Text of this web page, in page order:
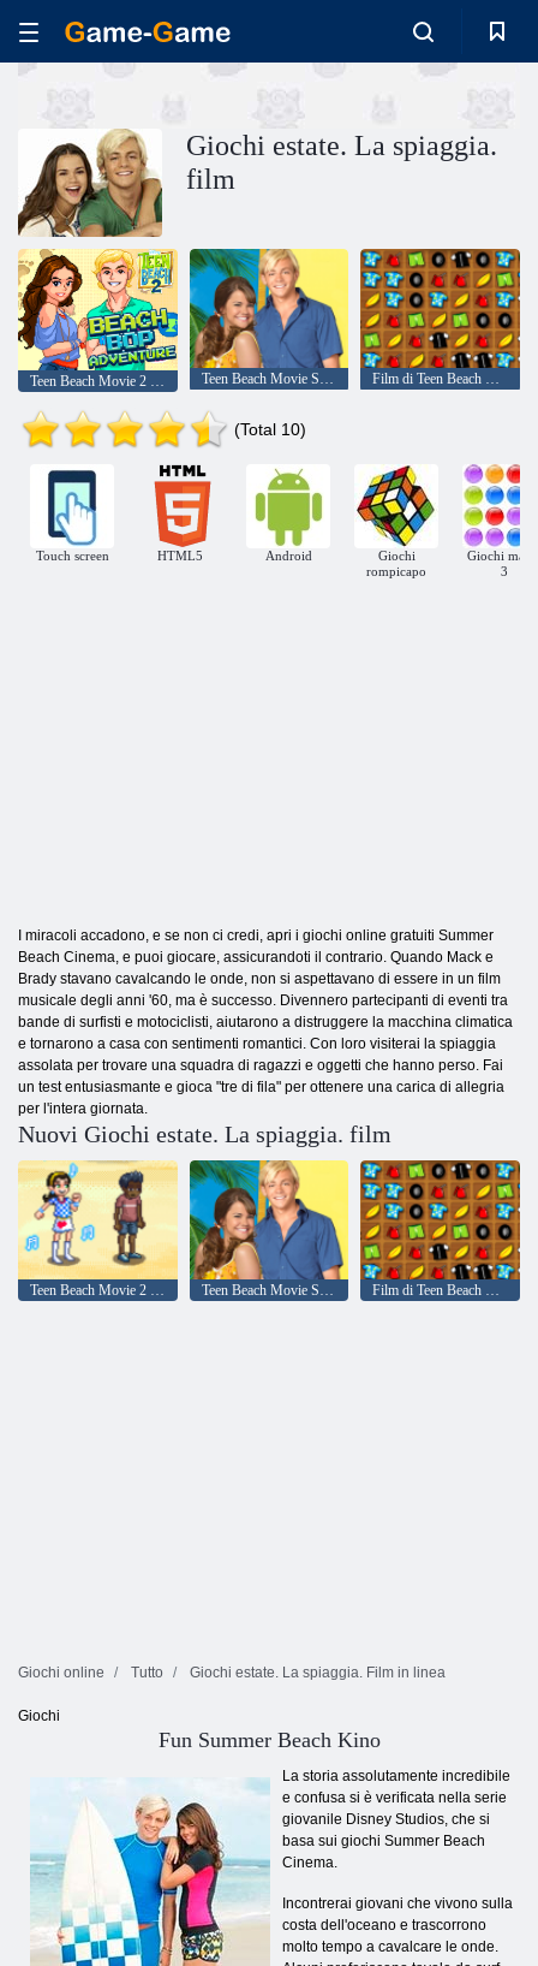
Giochi estate. La spiaggia.
film
Teen Beach Movie 2 Bop Adventure Teen Beach Movie Sei un motociclista o un surfista? Film di Teen Beach Motoqueros vs. Surfers
(Total 10)
Touch screen HTML5 Android
Giochi
rompicapo
Giochi
3
I miracoli accadono, e se non ci credi, apri i giochi online gratuiti Summer
Beach Cinema, e puoi giocare, assicurandoti il ​​contrario. Quando Mack e
Brady stavano cavalcando le onde, non si aspettavano di essere in un film
musicale degli anni '60, ma è successo. Divennero partecipanti di eventi tra
bande di surfisti e motociclisti, aiutarono a distruggere la macchina climatica
e tornarono a casa con sentimenti romantici. Con loro visiterai la spiaggia
assolata per trovare una squadra di ragazzi e oggetti che hanno perso. Fai
un test entusiasmante e gioca "tre di fila" per ottenere una carica di allegria
per l'intera giornata.
Nuovi Giochi estate. La spiaggia. film
Teen Beach Movie 2 Bop Adventure Teen Beach Movie Sei un motociclista o un surfista? Film di Teen Beach Motoqueros vs. Surfers
Giochi online Tutto Giochi estate. La spiaggia. Film in linea
Giochi
Fun Summer Beach Kino
La storia assolutamente incredibile
e confusa si è verificata nella serie
giovanile Disney Studios, che si
basa sui giochi Summer Beach
Cinema.
Incontrerai giovani che vivono sulla
costa dell'oceano e trascorrono
molto tempo a cavalcare le onde.